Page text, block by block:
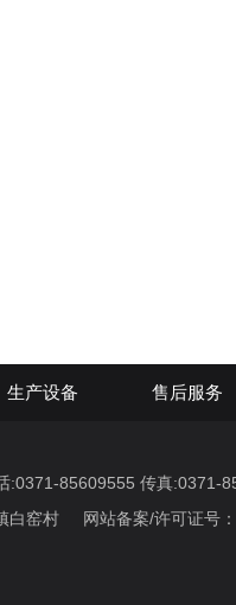
生产设备 售后服务
85609555 传真:0371-
白窑村 网站备案/许可证号：